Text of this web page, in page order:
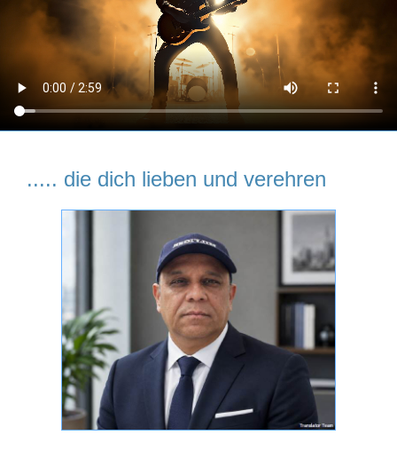
..... die dich lieben und verehren